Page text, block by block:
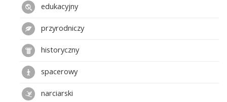
edukacyjny
przyrodniczy
historyczny
spacerowy
narciarski